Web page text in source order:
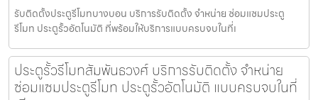
รับติดตั้งประตูรีโมทบางบอน บริการรับติดตั้ง จำหน่าย ซ่อมแซมประตู
รีโมท ประตูรั้วอัตโนมัติ ที่พร้อมให้บริการแบบครบจบในที่เ
ประตูรั้วรีโมทสัมพันธวงศ์ บริการรับติดตั้ง จำหน่าย
ซ่อมแซมประตูรีโมท ประตูรั้วอัตโนมัติ แบบครบจบในที่